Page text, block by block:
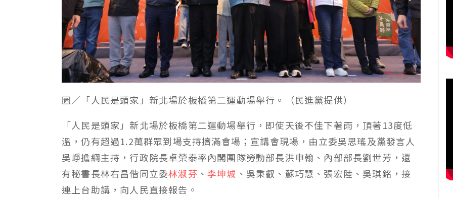
圖／「人民是頭家」新北場於板橋第二運動場舉行。（民進黨提供）
「人民是頭家」新北場於板橋第二運動場舉行，即使天後不佳下著雨，頂著13度低
溫，仍有超過1.2萬群眾到場支持擠滿會場；宣講會現場，由立委吳思瑤及黨發言人
吳崢擔綱主持，行政院長卓榮泰率內閣團隊勞動部長洪申翰、內部部長劉世芳，還
有秘書長林右昌偕同立委林淑芬 、李坤城 、吳秉叡、蘇巧慧、張宏陸、吳琪銘，接
連上台助講，向人民直接報告。